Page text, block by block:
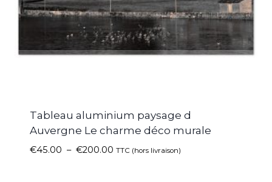
Tableau aluminium paysage d
Auvergne Le charme déco murale
€45.00 – €200.00 TTC (hors livraison)